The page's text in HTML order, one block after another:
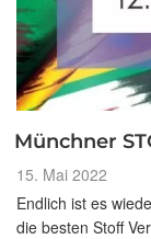
Münchner
Veröffentlicht
am
15. Mai 2022
Endlich ist es
die besten Stoff